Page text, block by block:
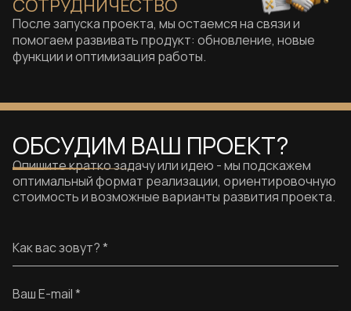
СОТРУДНИЧЕСТВО
После запуска проекта, мы остаемся на связи и
помогаем развивать продукт: обновление, новые
функции и оптимизация работы.
ОБСУДИМ ВАШ ПРОЕКТ?
Опишите кратко задачу или идею - мы подскажем
оптимальный формат реализации, ориентировочную
стоимость и возможные варианты развития проекта.